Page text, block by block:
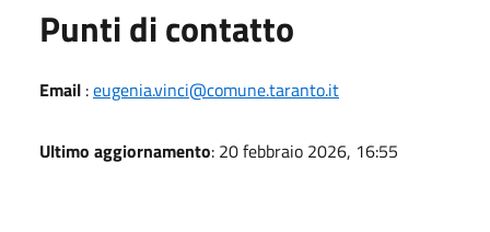
Punti di contatto
Email :eugenia.vinci@comune.taranto.it
Ultimo aggiornamento: 20 febbraio 2026, 16:55